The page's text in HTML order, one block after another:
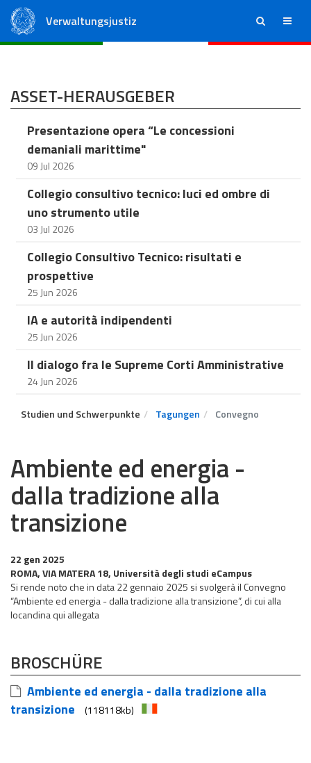
Verwaltungsjustiz ricerca menu
ASSET-HERAUSGEBER
Presentazione opera “Le concessioni
demaniali marittime"
09 Jul 2026
Collegio consultivo tecnico: luci ed ombre di
uno strumento utile
03 Jul 2026
Collegio Consultivo Tecnico: risultati e
prospettive
25 Jun 2026
IA e autorità indipendenti
25 Jun 2026
Il dialogo fra le Supreme Corti Amministrative
24 Jun 2026
Studien und Schwerpunkte Tagungen Convegno
Ambiente ed energia -
dalla tradizione alla
transizione
22 gen 2025
ROMA, VIA MATERA 18, Università degli studi eCampus
Si rende noto che in data 22 gennaio 2025 si svolgerà il Convegno
“Ambiente ed energia - dalla tradizione alla transizione”, di cui alla
locandina qui allegata
BROSCHÜRE
Ambiente ed energia - dalla tradizione alla
transizione
(118118kb)